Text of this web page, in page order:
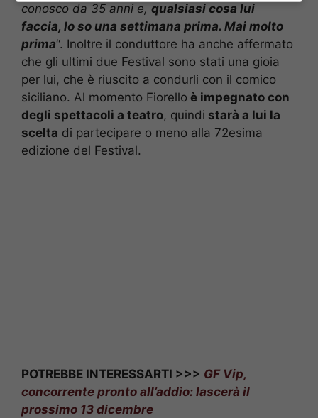
conosco da 35 anni e, qualsiasi cosa lui
faccia, lo so una settimana prima. Mai molto
prima“. Inoltre il conduttore ha anche affermato
che gli ultimi due Festival sono stati una gioia
per lui, che è riuscito a condurli con il comico
siciliano. Al momento Fiorello è impegnato con
degli spettacoli a teatro, quindi starà a lui la
scelta di partecipare o meno alla 72esima
edizione del Festival.
POTREBBE INTERESSARTI >>> GF Vip,
concorrente pronto all’addio: lascerà il
prossimo 13 dicembre